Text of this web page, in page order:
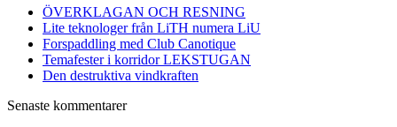
ÖVERKLAGAN OCH RESNING
Lite teknologer från LiTH numera LiU
Forspaddling med Club Canotique
Temafester i korridor LEKSTUGAN
Den destruktiva vindkraften
Senaste kommentarer